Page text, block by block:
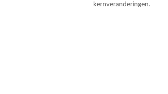
kernveranderingen.